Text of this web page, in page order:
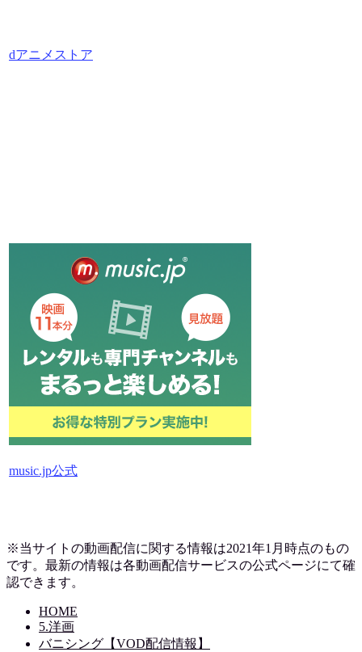
dアニメストア
music.jp公式
※当サイトの動画配信に関する情報は2021年1月時点のもの
です。最新の情報は各動画配信サービスの公式ページにて確
認できます。
HOME
5.洋画
バニシング【VOD配信情報】